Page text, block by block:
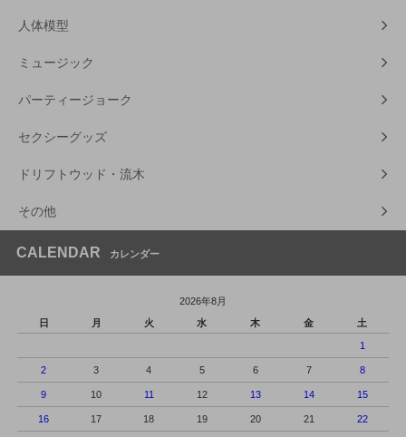
人体模型
ミュージック
パーティージョーク
セクシーグッズ
ドリフトウッド・流木
その他
CALENDAR カレンダー
2026年8月
日
月 火 水 木 金 土
1
2 3 4 5 6 7 8
9 10 11 12 13 14 15
16 17 18 19 20 21 22